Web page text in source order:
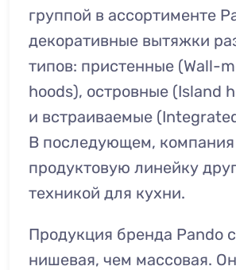
группой в ассортименте
декоративные вытяжки
типов: пристенные (Wall-
hoods), островные (Island
и встраиваемые
В последующем,
продуктовую линейку
техникой для кухни.
Продукция бренда Pando
нишевая, чем массовая.